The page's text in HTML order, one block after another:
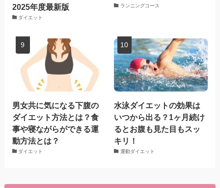
2025年度最新版
ダイエット
ランニングコース
男女共に気になる下腹の
ダイエット方法とは？食
事や寝ながらができる運
動方法とは？
ダイエット
水泳ダイエットの効果は
いつから出る？1ヶ月続け
るとお腹も見た目もスッ
キリ！
運動ダイエット